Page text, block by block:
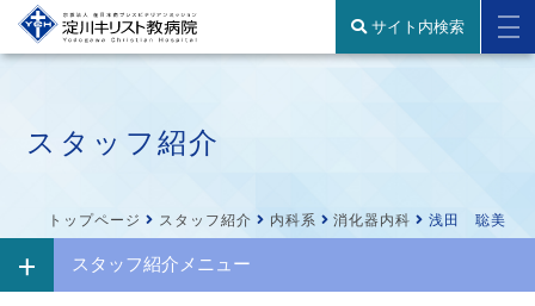
サイト内検索
スタッフ紹介
トップページ スタッフ紹介 内科系 消化器内科 浅田 聡美
スタッフ紹介メニュー